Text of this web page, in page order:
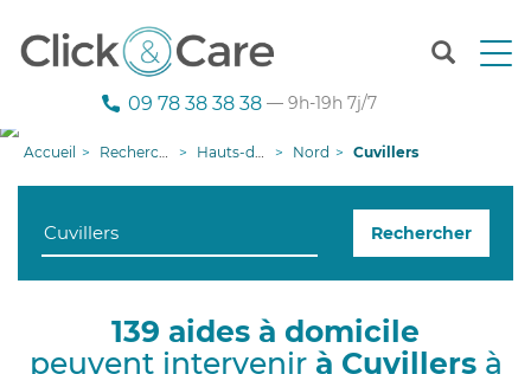
T
n
g
i
09 78 38 38 38 — 9h-19h 7j/7
Accueil Recherche aide à domicile Hauts-de-France Nord Cuvillers
Rechercher
139 aides à domicile
peuvent intervenir à Cuvillersà